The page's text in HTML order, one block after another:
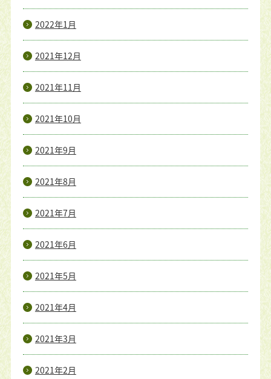
2022年1月
2021年12月
2021年11月
2021年10月
2021年9月
2021年8月
2021年7月
2021年6月
2021年5月
2021年4月
2021年3月
2021年2月